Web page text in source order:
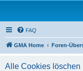
FAQ
GMA Home Foren-
Alle Cookies löschen